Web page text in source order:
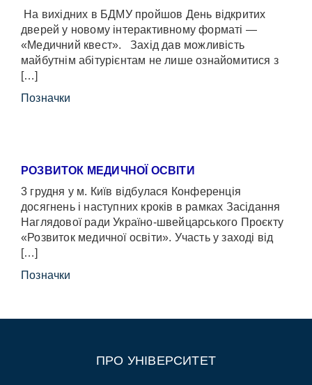
На вихідних в БДМУ пройшов День відкритих
дверей у новому інтерактивному форматі —
«Медичний квест». Захід дав можливість
майбутнім абітурієнтам не лише ознайомитися з
[…]
Позначки
РОЗВИТОК МЕДИЧНОЇ ОСВІТИ
3 грудня у м. Київ відбулася Конференція
досягнень і наступних кроків в рамках Засідання
Наглядової ради Україно-швейцарського Проєкту
«Розвиток медичної освіти». Участь у заході від
[…]
Позначки
ПРО УНІВЕРСИТЕТ